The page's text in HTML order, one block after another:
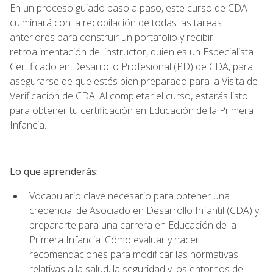
En un proceso guiado paso a paso, este curso de CDA
culminará con la recopilación de todas las tareas
anteriores para construir un portafolio y recibir
retroalimentación del instructor, quien es un Especialista
Certificado en Desarrollo Profesional (PD) de CDA, para
asegurarse de que estés bien preparado para la Visita de
Verificación de CDA. Al completar el curso, estarás listo
para obtener tu certificación en Educación de la Primera
Infancia.
Lo que aprenderás:
Vocabulario clave necesario para obtener una
credencial de Asociado en Desarrollo Infantil (CDA) y
prepararte para una carrera en Educación de la
Primera Infancia. Cómo evaluar y hacer
recomendaciones para modificar las normativas
relativas a la salud, la seguridad y los entornos de